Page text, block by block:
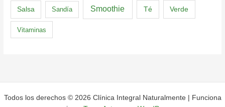
Salsa Sandía Smoothie Té Verde
Vitaminas
Todos los derechos © 2026 Clínica Integral Naturalmente | Funciona